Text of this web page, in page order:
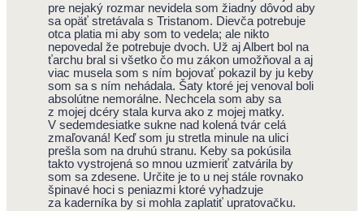
pre nejaký rozmar nevidela som žiadny dôvod aby
sa opäť stretávala s Tristanom. Dievča potrebuje
otca platia mi aby som to vedela; ale nikto
nepovedal že potrebuje dvoch. Už aj Albert bol na
ťarchu bral si všetko čo mu zákon umožňoval a aj
viac musela som s ním bojovať pokazil by ju keby
som sa s ním nehádala. Šaty ktoré jej venoval boli
absolútne nemorálne. Nechcela som aby sa
z mojej dcéry stala kurva ako z mojej matky.
V sedemdesiatke sukne nad kolená tvár celá
zmaľovaná! Keď som ju stretla minule na ulici
prešla som na druhú stranu. Keby sa pokúsila
takto vystrojená so mnou uzmieriť zatvárila by
som sa zdesene. Určite je to u nej stále rovnako
špinavé hoci s peniazmi ktoré vyhadzuje
za kaderníka by si mohla zaplatiť upratovačku.